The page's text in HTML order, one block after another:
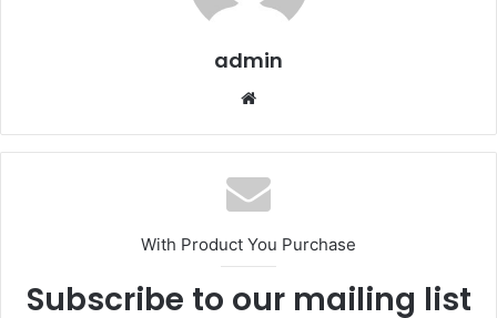
admin
With Product You Purchase
Subscribe to our mailing list